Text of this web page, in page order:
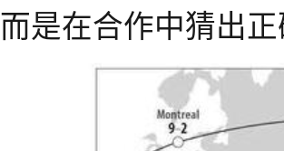
而是在合作中猜出